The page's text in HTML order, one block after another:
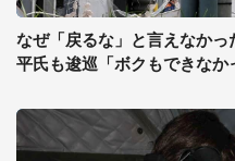
なぜ「戻るな」と言えなか
平氏も逡巡「ボクもできなか